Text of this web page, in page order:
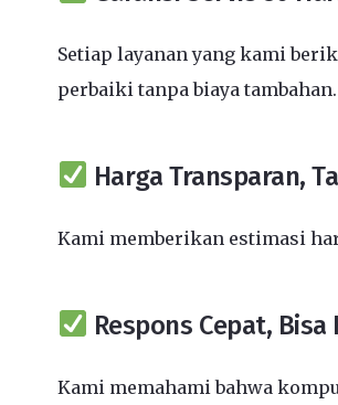
Setiap layanan yang kami
perbaiki tanpa biaya tambahan.
Harga Transparan,
Kami memberikan estimasi
Respons Cepat, Bisa
Kami memahami bahwa